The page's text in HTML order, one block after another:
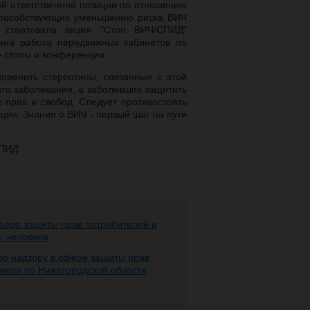
ответственной позиции по отношению
уменьшению риска ВИЧ
акция "Стоп ВИЧ/СПИД"
работа передвижных кабинетов по
и конференции.
стереотипы, связанные с этой
заболевания, а заболевших защитить
и свобод. Следует противостоять
Знания о ВИЧ - первый шаг на пути
защиты прав потребителей и
человека
надзору в сфере защиты прав
по Нижегородской области